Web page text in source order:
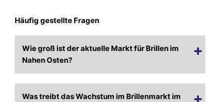
Häufig gestellte Fragen
Wie groß ist der aktuelle Markt für Brillen im
Nahen Osten?
Was treibt das Wachstum im Brillenmarkt im